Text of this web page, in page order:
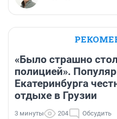
«Было страшно
полицией».
Екатеринбурга
отдыхе в Грузии
3 минуты 204 Обсудить